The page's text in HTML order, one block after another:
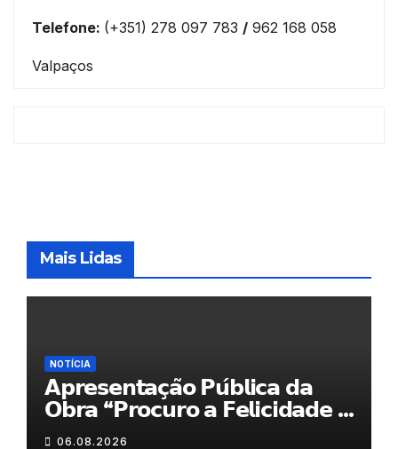
Telefone: (+351) 278 097 783 / 962 168 058
Valpaços
Mais Lidas
NOTÍCIA
𝗔𝗽𝗿𝗲𝘀𝗲𝗻𝘁𝗮𝗰̧𝗮̃𝗼 𝗣𝘂́𝗯𝗹𝗶𝗰𝗮 𝗱𝗮
𝗢𝗯𝗿𝗮 “𝗣𝗿𝗼𝗰𝘂𝗿𝗼 𝗮 𝗙𝗲𝗹𝗶𝗰𝗶𝗱𝗮𝗱𝗲 𝗲
𝗲𝗹𝗮 𝗺𝗼𝗿𝗮 𝗰𝗼𝗺𝗶𝗴𝗼”
06.08.2026